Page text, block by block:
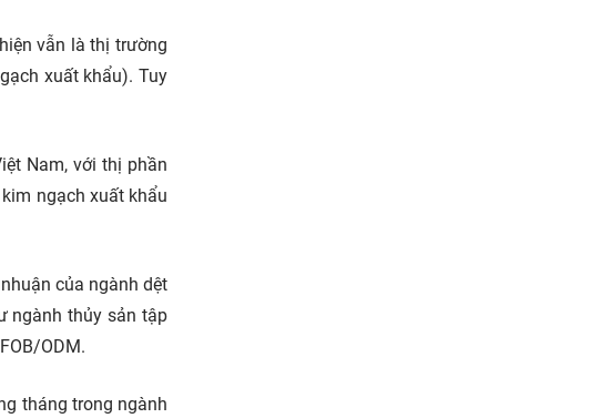
vẫn là thị trường
xuất khẩu). Tuy
Nam, với thị phần
ngạch xuất khẩu
của ngành dệt
ngành thủy sản tập
ODM.
tháng trong ngành